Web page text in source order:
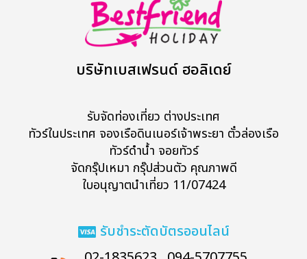
บริษัทเบสเฟรนด์ ฮอลิเดย์
รับจัดท่องเที่ยว ต่างประเทศ
ทัวร์ในประเทศ จองเรือดินเนอร์เจ้าพระยา ตั๋วล่องเรือ
ทัวร์ดำน้ำ จอยทัวร์
จัดกรุ๊ปเหมา กรุ๊ปส่วนตัว คุณภาพดี
ใบอนุญาตนำเที่ยว 11/07424
รับชำระตัดบัตรออนไลน์